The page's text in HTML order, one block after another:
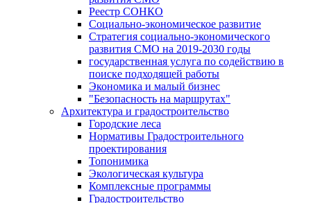
Реестр СОНКО
Социально-экономическое развитие
Стратегия социально-экономического
развития СМО на 2019-2030 годы
государственная услуга по содействию в
поиске подходящей работы
Экономика и малый бизнес
"Безопасность на маршрутах"
Архитектура и градостроительство
Городские леса
Нормативы Градостроительного
проектирования
Топонимика
Экологическая культура
Комплексные программы
Градостроительство